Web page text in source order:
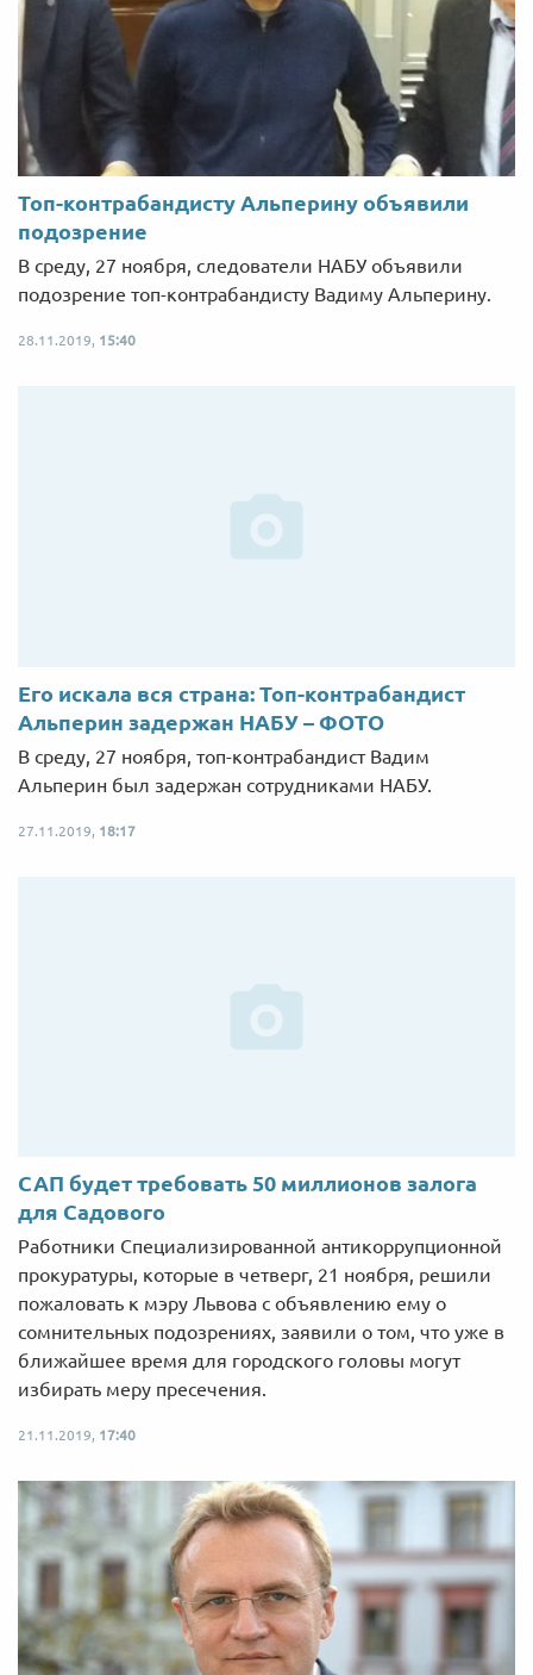
Топ-контрабандисту Альперину объявили
подозрение
В среду, 27 ноября, следователи НАБУ объявили
подозрение топ-контрабандисту Вадиму Альперину.
28.11.2019, 15:40
Его искала вся страна: Топ-контрабандист
Альперин задержан НАБУ – ФОТО
В среду, 27 ноября, топ-контрабандист Вадим
Альперин был задержан сотрудниками НАБУ.
27.11.2019, 18:17
САП будет требовать 50 миллионов залога
для Садового
Работники Специализированной антикоррупционной
прокуратуры, которые в четверг, 21 ноября, решили
пожаловать к мэру Львова с объявлению ему о
сомнительных подозрениях, заявили о том, что уже в
ближайшее время для городского головы могут
избирать меру пресечения.
21.11.2019, 17:40